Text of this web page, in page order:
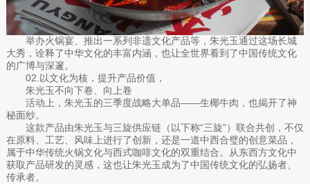
举办火锅宴、推出一系列非遗文化产品等，朱光玉通过这场长城
大秀，诠释了中华文化的丰富内涵，也让全世界看到了中国传统文化
的广博与深邃。
02.以文化为核，提升产品价值，
朱光玉不向下卷、向上卷
活动上，朱光玉的三季度战略大单品——生椰牛肉，也揭开了神
秘面纱。
这款产品由朱光玉与三旋供应链（以下称“三旋”）联合共创，不仅
在原料、工艺、风味上进行了创新，还是一道中西合璧的创意菜品，
属于中华传统火锅文化与西式咖啡文化的双重结合。从东西方文化中
获取产品研发的灵感，这也让朱光玉成为了中国传统文化的弘扬者、
传承者。